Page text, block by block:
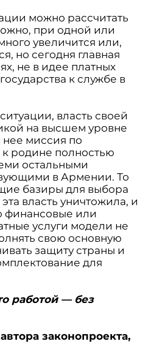
можно рассчитать
при одной или
увеличится или,
но сегодня главная
не в идее платных
к службе в
власть своей
на высшем уровне
нее миссия по
родине полностью
остальными
в Армении. То
базиры для выбора
власть уничтожила, и
финансовые или
услуги модели не
свою основную
защиту страны и
для
работой — без
законопроекта,